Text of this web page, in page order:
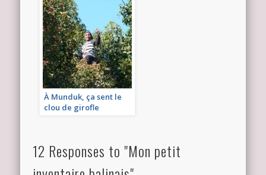
À Munduk, ça sent le
clou de girofle
12 Responses to "Mon petit